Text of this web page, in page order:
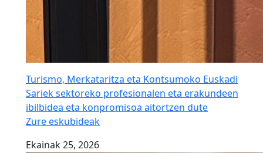
Turismo, Merkataritza eta Kontsumoko Euskadi
Sariek sektoreko profesionalen eta erakundeen
ibilbidea eta konpromisoa aitortzen dute
Zure eskubideak
Ekainak 25, 2026